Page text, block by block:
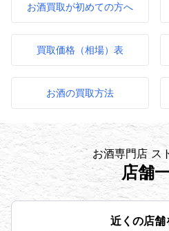
お酒買取が初めての方へ
買取価格（相場）表
お酒の買取方法
お酒専門店 ス
店舗
近くの店舗